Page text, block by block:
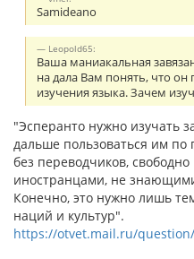
Samideano
Leopold65:
Ваша маниакальная
на дала Вам понять, что он
изучения языка. Зачем
"Эсперанто нужно изучать
дальше пользоваться им
без переводчиков,
иностранцами, не
Конечно, это нужно лишь
наций и культур".
https://otvet.mail.ru/